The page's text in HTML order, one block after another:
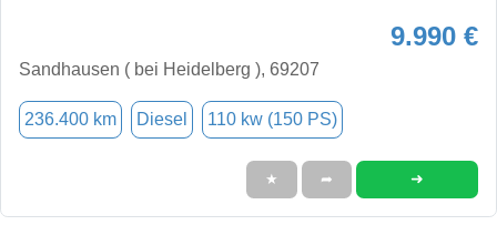
9.990 €
Sandhausen ( bei Heidelberg ), 69207
236.400 km Diesel 110 kw (150 PS)
★ ➦ ➜